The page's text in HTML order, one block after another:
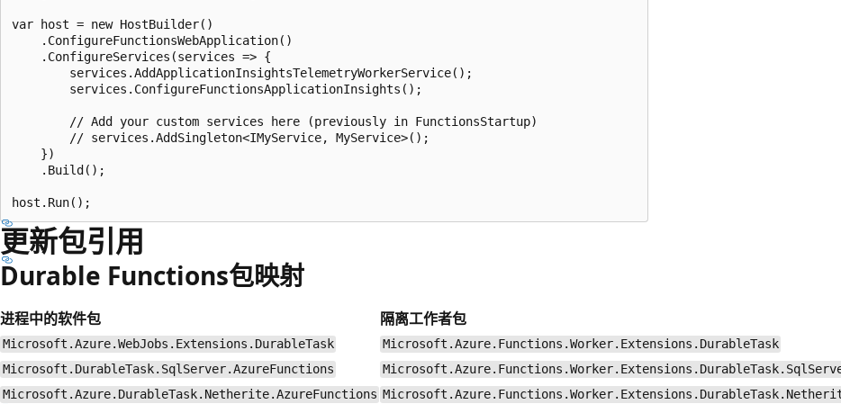
var host = new HostBuilder()
    .ConfigureFunctionsWebApplication()
    .ConfigureServices(services => {
        services.AddApplicationInsightsTelemetryWorkerService();
        services.ConfigureFunctionsApplicationInsights();
        // Add your custom services here (previously in FunctionsStartup)
        // services.AddSingleton<IMyService, MyService>();
    })
    .Build();
更新包引用
Durable Functions包映射
进程中的软件包 隔离工作者包
Microsoft.Azure.WebJobs.Extensions.DurableTask
Microsoft.Azure.Functions.Worker.Extensions.DurableTask
Microsoft.DurableTask.SqlServer.AzureFunctions
Microsoft.Azure.DurableTask.Netherite.AzureFunctions